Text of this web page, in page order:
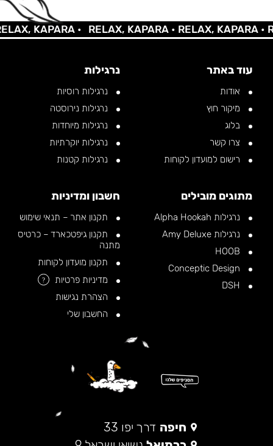
KAPARA • RELAX, KAPARA •RELAX, KAPARA •
עוד באתר
אודות
מיקור חוץ
בלוג
צרו קשר
רישום למועדון לקוחות
נרגילות
נרגילות רוסיות
נרגילות נירוסטה
נרגילות מיוחדות
נרגילות יוקרתיות
נרגילות קטנות
מתוגים מובילים
נרגילות Alpha Hookah
נרגילות Amy Deluxe
חשבון ומדיניות
תקנון אתר – תנאי שימוש
תקנון גיפטכארד – כרטיס
מתנה
תקנון מועדון לקוחות
מדיניות פרטיות
?
הצהרת נגישות
החשבון שלי
חיפה דרך יפו 33